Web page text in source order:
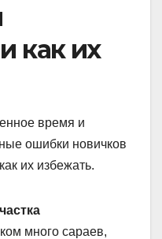
как их
время и
ошибки новичков
их избежать.
много сараев,